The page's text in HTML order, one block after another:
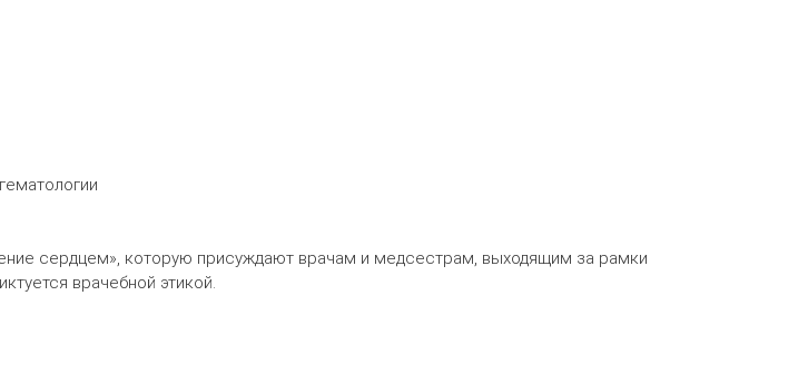
сердцем», которую присуждают врачам и медсестрам, выходящим за рамки
врачебной этикой.